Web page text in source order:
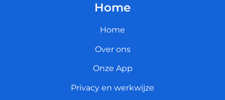
Home
Home
Over ons
Onze App
Privacy en werkwijze